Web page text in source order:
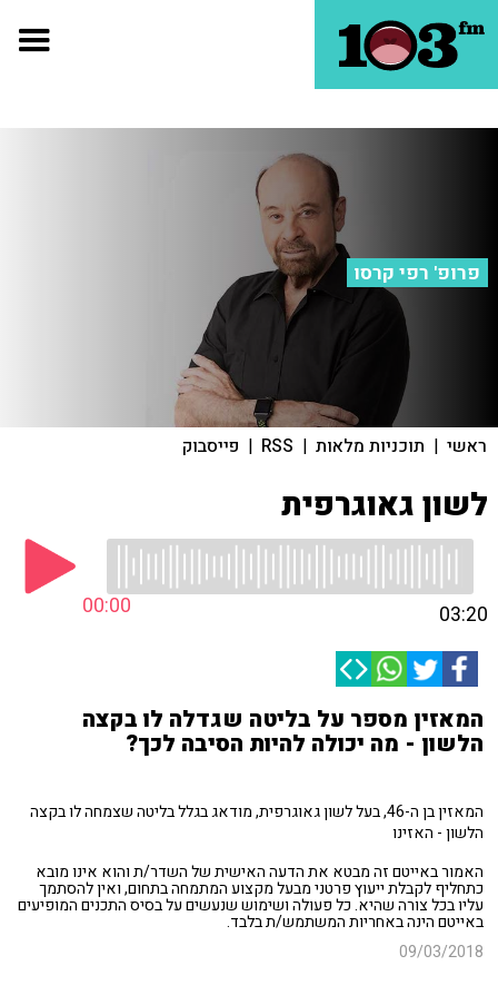
פרופ' רפי קרסו
ראשי | תוכניות מלאות |
RSS
| פייסבוק
לשון גאוגרפית
00:00 03:20
המאזין מספר על בליטה שגדלה לו בקצה
הלשון - מה יכולה להיות הסיבה לכך?
המאזין בן ה-46, בעל לשון גאוגרפית, מודאג בגלל בליטה שצמחה לו בקצה
הלשון - האזינו
האמור באייטם זה מבטא את הדעה האישית של השדר/ת והוא אינו מובא
כתחליף לקבלת ייעוץ פרטני מבעל מקצוע המתמחה בתחום, ואין להסתמך
עליו בכל צורה שהיא. כל פעולה ושימוש שנעשים על בסיס התכנים המופיעים
באייטם הינה באחריות המשתמש/ת בלבד.
09/03/2018